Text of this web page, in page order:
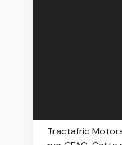
Tractafric